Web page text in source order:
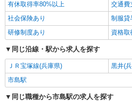
有休取得率80%以上
交通費
社会保険あり
制服貸
研修制度あり
資格取
同じ沿線・駅から求人を探す
ＪＲ宝塚線(兵庫県)
黒井(
市島駅
同じ職種から市島駅の求人を探す